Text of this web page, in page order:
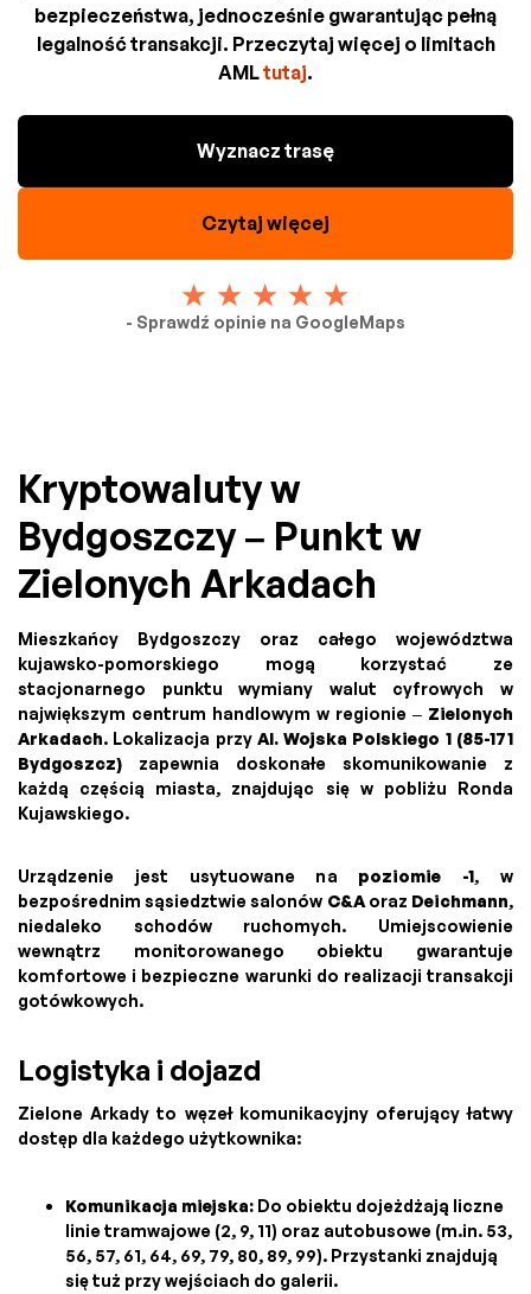
bezpieczeństwa, jednocześnie gwarantując pełną
legalność transakcji. Przeczytaj więcej o limitach
AMLtutaj.
Wyznacz trasę
Czytaj więcej
- Sprawdź opinie na GoogleMaps
Kryptowaluty w
Bydgoszczy – Punkt w
Zielonych Arkadach
Mieszkańcy Bydgoszczy oraz całego województwa
kujawsko-pomorskiego mogą korzystać ze
stacjonarnego punktu wymiany walut cyfrowych w
największym centrum handlowym w regionie – Zielonych
Arkadach. Lokalizacja przy Al. Wojska Polskiego 1 (85-171
Bydgoszcz) zapewnia doskonałe skomunikowanie z
każdą częścią miasta, znajdując się w pobliżu Ronda
Kujawskiego.
Urządzenie jest usytuowane na poziomie -1, w
bezpośrednim sąsiedztwie salonów C&Aoraz Deichmann,
niedaleko schodów ruchomych. Umiejscowienie
wewnątrz monitorowanego obiektu gwarantuje
komfortowe i bezpieczne warunki do realizacji transakcji
gotówkowych.
Logistyka i dojazd
Zielone Arkady to węzeł komunikacyjny oferujący łatwy
dostęp dla każdego użytkownika:
Komunikacja miejska: Do obiektu dojeżdżają liczne
linie tramwajowe (2, 9, 11) oraz autobusowe (m.in. 53,
56, 57, 61, 64, 69, 79, 80, 89, 99). Przystanki znajdują
się tuż przy wejściach do galerii.